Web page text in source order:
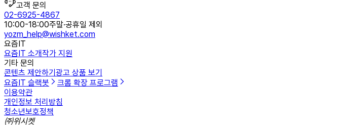
고객 문의
02-6925-4867
10:00-18:00주말·공휴일 제외
yozm_help@wishket.com
요즘IT
요즘IT 소개작가 지원
기타 문의
콘텐츠 제안하기 광고 상품 보기
요즘IT 슬랙봇
크롬 확장 프로그램
이용약관
개인정보 처리방침
청소년보호정책
㈜위시켓